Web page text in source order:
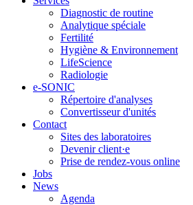
Diagnostic de routine
Analytique spéciale
Fertilité
Hygiène & Environnement
LifeScience
Radiologie
e-SONIC
Répertoire d'analyses
Convertisseur d'unités
Contact
Sites des laboratoires
Devenir client·e
Prise de rendez-vous online
Jobs
News
Agenda